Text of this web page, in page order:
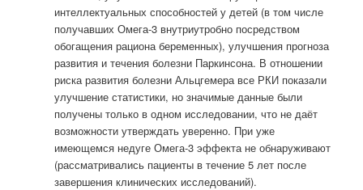
интеллектуальных способностей у детей (в том числе
получавших Омега-3 внутриутробно посредством
обогащения рациона беременных), улучшения прогноза
развития и течения болезни Паркинсона. В отношении
риска развития болезни Альцгемера все РКИ показали
улучшение статистики, но значимые данные были
получены только в одном исследовании, что не даёт
возможности утверждать уверенно. При уже
имеющемся недуге Омега-3 эффекта не обнаруживают
(рассматривались пациенты в течение 5 лет после
завершения клинических исследований).